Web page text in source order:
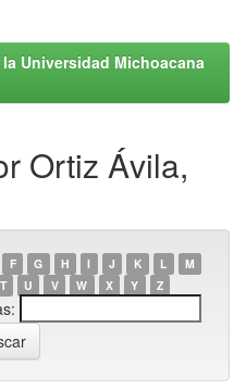
Universidad Michoacana
Ortiz Ávila,
F G H I J K L
M
T U V W X Y Z